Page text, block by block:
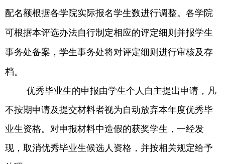
配名额根据各学院实际报名学生数进行调整。各学院
可根据本评选办法自行制定相应的评定细则并报学生
事务处备案，学生事务处将对评定细则进行审核及存
档。
优秀毕业生的申报由学生个人自主提出申请，凡
不按期申请及提交材料者视为自动放弃本年度优秀毕
业生资格。对申报材料中造假的获奖学生，一经发
现，取消优秀毕业生候选人资格，并按相关规定给予